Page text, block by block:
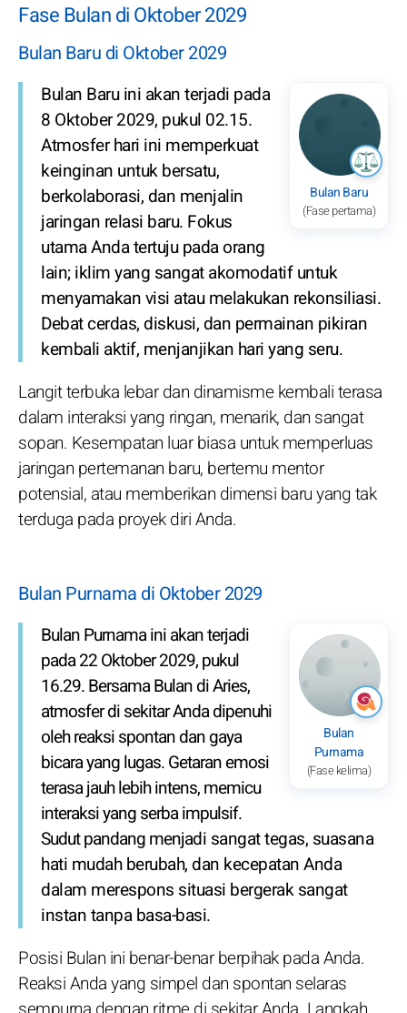
Fase Bulan di Oktober 2029
Bulan Baru di Oktober 2029
Bulan Baru
(Fase pertama)
Bulan Baru ini akan terjadi pada
8 Oktober 2029, pukul 02.15.
Atmosfer hari ini memperkuat
keinginan untuk bersatu,
berkolaborasi, dan menjalin
jaringan relasi baru. Fokus
utama Anda tertuju pada orang
lain; iklim yang sangat akomodatif untuk
menyamakan visi atau melakukan rekonsiliasi.
Debat cerdas, diskusi, dan permainan pikiran
kembali aktif, menjanjikan hari yang seru.
Langit terbuka lebar dan dinamisme kembali terasa
dalam interaksi yang ringan, menarik, dan sangat
sopan. Kesempatan luar biasa untuk memperluas
jaringan pertemanan baru, bertemu mentor
potensial, atau memberikan dimensi baru yang tak
terduga pada proyek diri Anda.
Bulan Purnama di Oktober 2029
Bulan
Purnama
(Fase kelima)
Bulan Purnama ini akan terjadi
pada 22 Oktober 2029, pukul
16.29. Bersama Bulan di Aries,
atmosfer di sekitar Anda dipenuhi
oleh reaksi spontan dan gaya
bicara yang lugas. Getaran emosi
terasa jauh lebih intens, memicu
interaksi yang serba impulsif.
Sudut pandang menjadi sangat tegas, suasana
hati mudah berubah, dan kecepatan Anda
dalam merespons situasi bergerak sangat
instan tanpa basa-basi.
Posisi Bulan ini benar-benar berpihak pada Anda.
Reaksi Anda yang simpel dan spontan selaras